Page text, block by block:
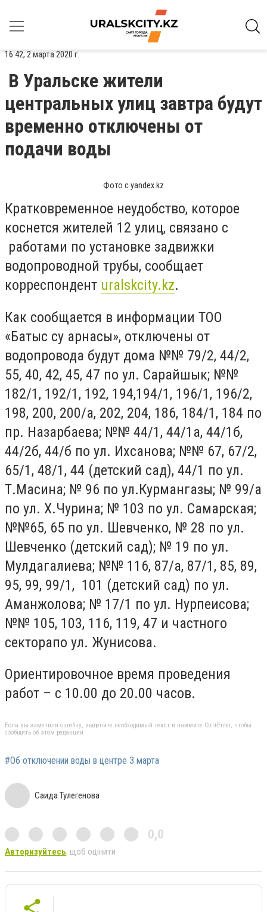
16:42, 2 марта 2020 г.
В Уральске жители
центральных улиц завтра будут
временно отключены от
подачи воды
Фото с yandex.kz
Кратковременное неудобство, которое
коснется жителей 12 улиц, связано с
работами по установке задвижки
водопроводной трубы, сообщает
корреспондент uralskcity.kz.
Как сообщается в информации ТОО
«Батыс су арнасы», отключены от
водопровода будут дома №№ 79/2, 44/2,
55, 40, 42, 45, 47 по ул. Сарайшык; №№
182/1, 192/1, 192, 194,194/1, 196/1, 196/2,
198, 200, 200/а, 202, 204, 186, 184/1, 184 по
пр. Назарбаева; №№ 44/1, 44/1а, 44/1б,
44/2б, 44/б по ул. Ихсанова; №№ 67, 67/2,
65/1, 48/1, 44 (детский сад), 44/1 по ул.
Т.Масина; № 96 по ул.Курмангазы; № 99/а
по ул. Х.Чурина; № 103 по ул. Самарская;
№№65, 65 по ул. Шевченко, № 28 по ул.
Шевченко (детский сад); № 19 по ул.
Мулдагалиева; №№ 116, 87/а, 87/1, 85, 89,
95, 99, 99/1, 101 (детский сад) по ул.
Аманжолова; № 17/1 по ул. Нурпеисова;
№№ 105, 103, 116, 119, 47 и частного
секторапо ул. Жунисова.
Ориентировочное время проведения
работ – с 10.00 до 20.00 часов.
Если вы заметили ошибку, выделите необходимый текст и нажмите Ctrl+Enter, чтобы
сообщить об этом редакции
#Об отключении воды в центре 3 марта
Саида Тулегенова
0,0
Авторизуйтесь, щоб оцінити